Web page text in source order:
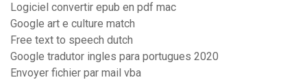
Logiciel convertir epub en pdf mac
Google art e culture match
Free text to speech dutch
Google tradutor ingles para portugues 2020
Envoyer fichier par mail vba